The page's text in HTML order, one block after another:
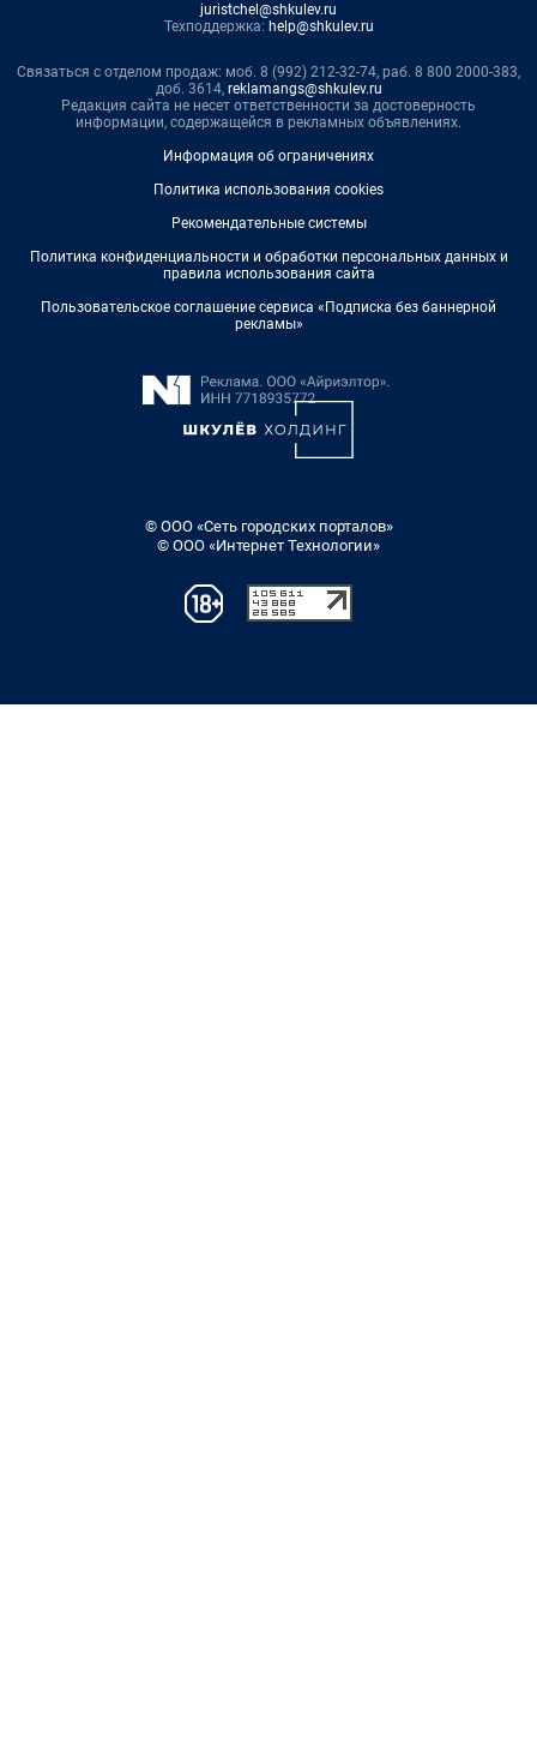
juristchel@shkulev.ru
Техподдержка: help@shkulev.ru
Связаться с отделом продаж: моб. 8 (992) 212-32-74, раб. 8 800 2000-383,
доб. 3614, reklamangs@shkulev.ru
Редакция сайта не несет ответственности за достоверность
информации, содержащейся в рекламных объявлениях.
Информация об ограничениях
Политика использования cookies
Рекомендательные системы
Политика конфиденциальности и обработки персональных данных и
правила использования сайта
Пользовательское соглашение сервиса «Подписка без баннерной
рекламы»
© ООО «Сеть городских порталов»
© ООО «Интернет Технологии»